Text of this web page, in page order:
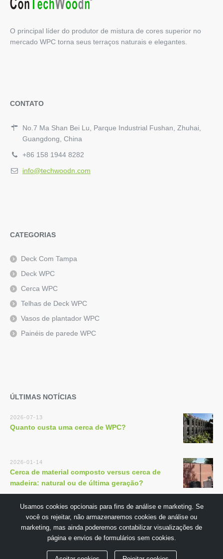
O principal líder do produtor de mistura de cores superior no
mercado WPC torna seus terraços naturais e elegantes.
CONTATO
No.7 Ma Shan Bei Lu, Parque Industrial Fushan, Zhuhai,
Guangdong, China
+86 158 1944 8282
info@techwoodn.com
CATEGORIAS
Deck Com Tampa
Deck WPC
Cerca WPC
Telhas de Deck WPC
Vasos de plantador WPC
Painéis de parede WPC
ÚLTIMAS NOTÍCIAS
2026-07-13
Quanto custa uma cerca de WPC?
2026-01-14
Cerca de material composto versus cerca de
madeira: natural ou de última geração?
Copyright © 2018 por GuangDong TECHWOODN Co.,Ltd
Usamos cookies opcionais para fins de análise e marketing. Se
você os rejeitar, não armazenaremos cookies de análise ou
marketing, mas ainda poderemos contabilizar visualizações de
página e envios de formulários sem cookies.